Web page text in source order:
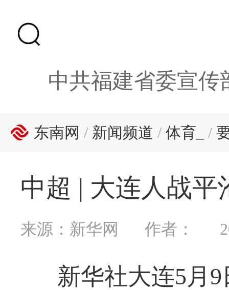
中共福建省委宣传
东南网 / 新闻频道 / 体育_ /
中超 | 大连人战平
来源：新华网 作者：
新华社大连5月